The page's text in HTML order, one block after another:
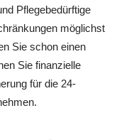
Pflegebedürftige
möglichst
Sie schon einen
Sie finanzielle
für die 24-